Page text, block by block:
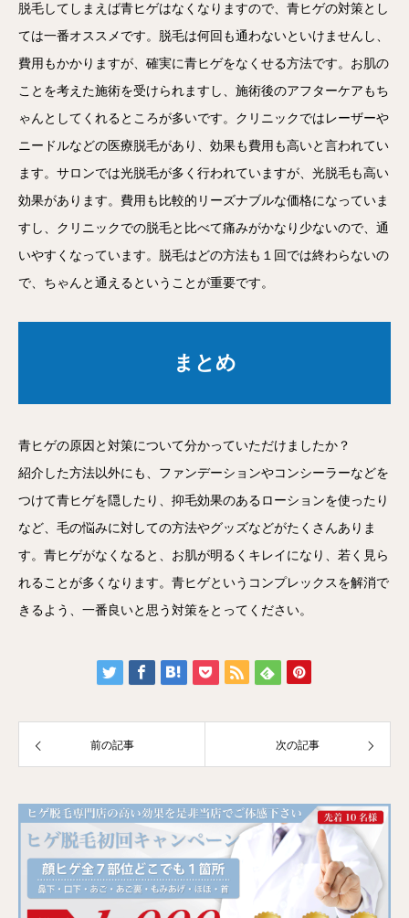
脱毛してしまえば青ヒゲはなくなりますので、青ヒゲの対策とし
ては一番オススメです。脱毛は何回も通わないといけませんし、
費用もかかりますが、確実に青ヒゲをなくせる方法です。お肌の
ことを考えた施術を受けられますし、施術後のアフターケアもち
ゃんとしてくれるところが多いです。クリニックではレーザーや
ニードルなどの医療脱毛があり、効果も費用も高いと言われてい
ます。サロンでは光脱毛が多く行われていますが、光脱毛も高い
効果があります。費用も比較的リーズナブルな価格になっていま
すし、クリニックでの脱毛と比べて痛みがかなり少ないので、通
いやすくなっています。脱毛はどの方法も１回では終わらないの
で、ちゃんと通えるということが重要です。
まとめ
青ヒゲの原因と対策について分かっていただけましたか？
紹介した方法以外にも、ファンデーションやコンシーラーなどを
つけて青ヒゲを隠したり、抑毛効果のあるローションを使ったり
など、毛の悩みに対しての方法やグッズなどがたくさんありま
す。青ヒゲがなくなると、お肌が明るくキレイになり、若く見ら
れることが多くなります。青ヒゲというコンプレックスを解消で
きるよう、一番良いと思う対策をとってください。
前の記事 次の記事